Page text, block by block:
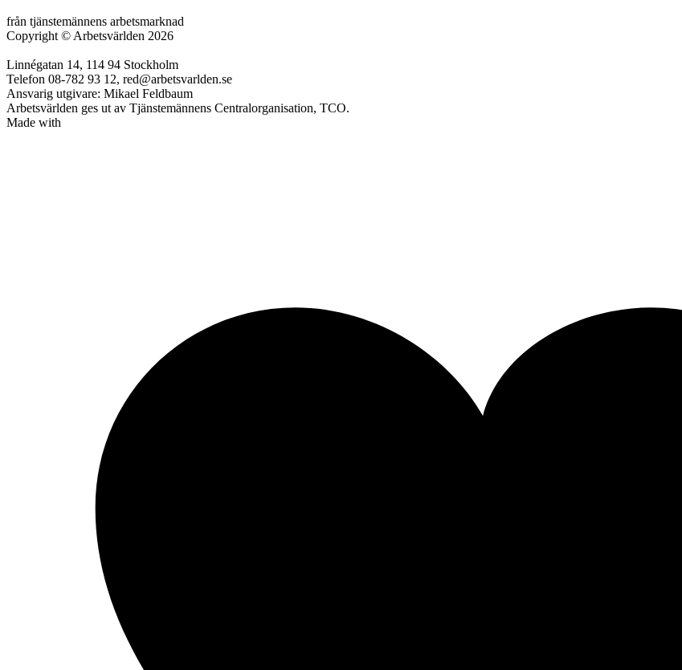
från tjänstemännens arbetsmarknad
Copyright © Arbetsvärlden 2026
Linnégatan 14, 114 94 Stockholm
Telefon 08-782 93 12, red@arbetsvarlden.se
Ansvarig utgivare: Mikael Feldbaum
Arbetsvärlden ges ut av Tjänstemännens Centralorganisation, TCO.
Made with